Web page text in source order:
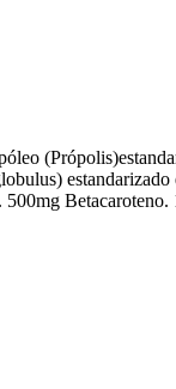
Betacaroteno.